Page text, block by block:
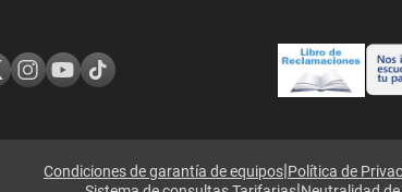
Condiciones de garantía de equipos|Política de